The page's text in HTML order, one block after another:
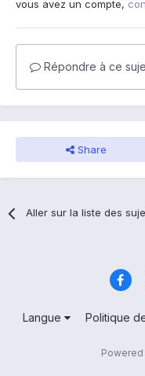
vous avez un compte,
Répondre à ce
Share
Aller sur la liste des
Langue Politique